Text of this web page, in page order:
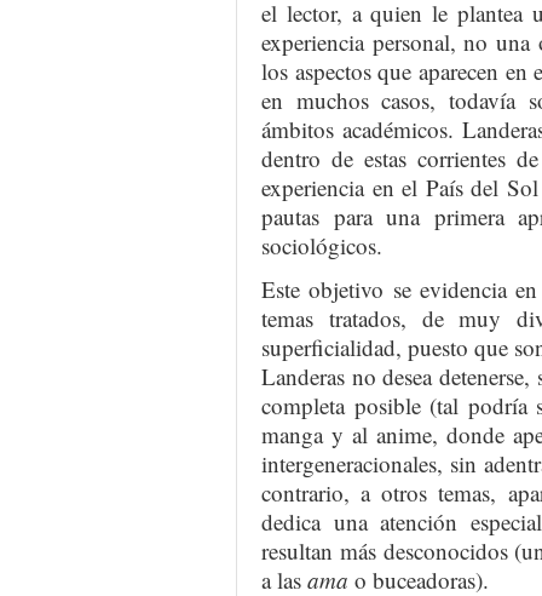
el lector, a quien le plantea
experiencia personal, no una
los aspectos que aparecen
en muchos casos, todavía
ámbitos académicos.
dentro de estas corrientes
experiencia en el País del
pautas para una primera
sociológicos.
Este objetivo se evidencia
temas tratados, de muy
superficialidad, puesto que
Landeras no desea
completa posible (tal podría
manga y al anime, donde
intergeneracionales, sin
contrario, a otros temas,
dedica una atención
resultan más desconocidos
a las ama o buceadoras).